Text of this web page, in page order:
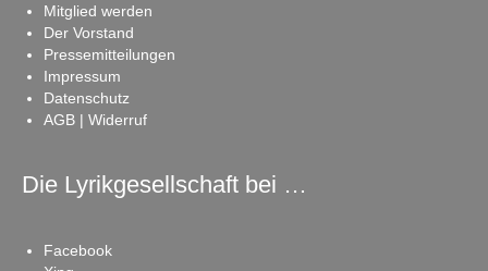
Mitglied werden
Der Vorstand
Pressemitteilungen
Impressum
Datenschutz
AGB | Widerruf
Die Lyrikgesellschaft bei …
Facebook